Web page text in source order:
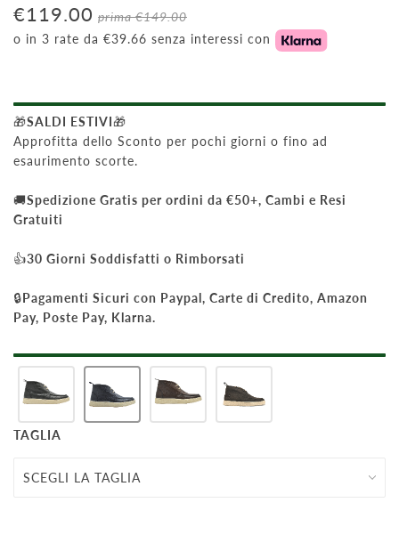
€119.00 prima€149.00
o in 3 rate da €39.66 senza interessi con
🎁SALDI ESTIVI🎁
Approfitta dello Sconto per pochi giorni o fino ad
esaurimento scorte.
🚚Spedizione Gratis per ordini da €50+, Cambi e Resi
Gratuiti
👍30 Giorni Soddisfatti o Rimborsati
🔒Pagamenti Sicuri con Paypal, Carte di Credito, Amazon
Pay, Poste Pay, Klarna.
TAGLIA